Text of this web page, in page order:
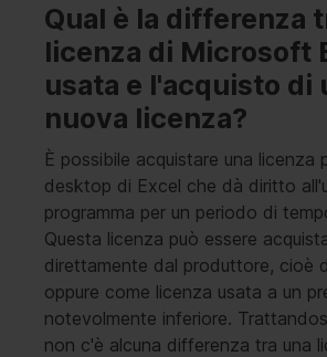
Qual è la differenza
licenza di Microsoft
usata e l'acquisto di
nuova licenza?
È possibile acquistare una licenza
desktop di Excel che dà diritto
programma per un periodo di
Questa licenza può essere
direttamente dal produttore, cioè
oppure come licenza usata a un
notevolmente inferiore.
non c'è alcuna differenza tra una